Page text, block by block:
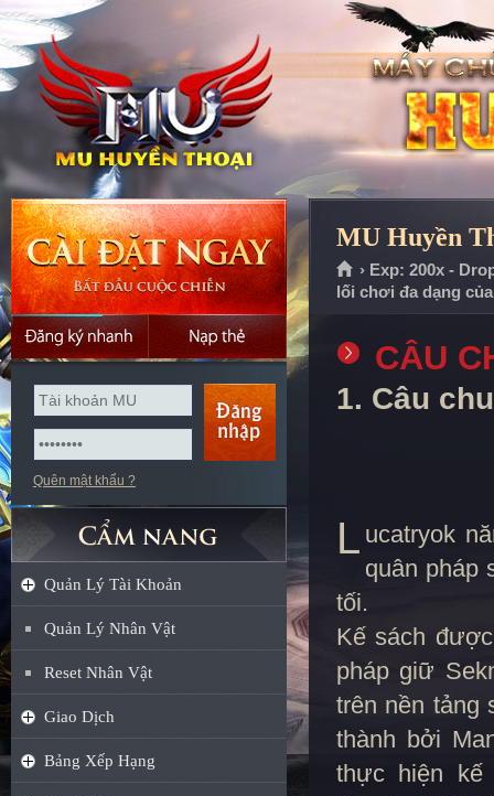
Quên mật khẩu ?
Quản Lý Tài Khoản
Quản Lý Nhân Vật
Reset Nhân Vật
Giao Dịch
Bảng Xếp Hạng
MU Huyền
› Exp: 200x -
lối chơi đa dạng
CÂU
1. Câu
L ucatryok
quân pháp
tối.
Kế sách
pháp giữ
trên nền tảng
thành bởi
thực hiện kế